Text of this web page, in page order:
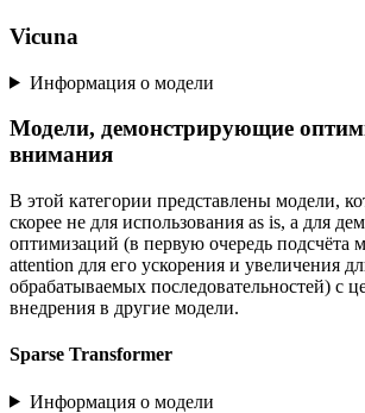
Vicuna
Информация о модели
Модели, демонстрирующие
внимания
В этой категории представлены модели,
скорее не для использования as is, а для
оптимизаций (в первую очередь подсчёта
attention для его ускорения и увеличения
обрабатываемых последовательностей) с
внедрения в другие модели.
Sparse Transformer
Информация о модели